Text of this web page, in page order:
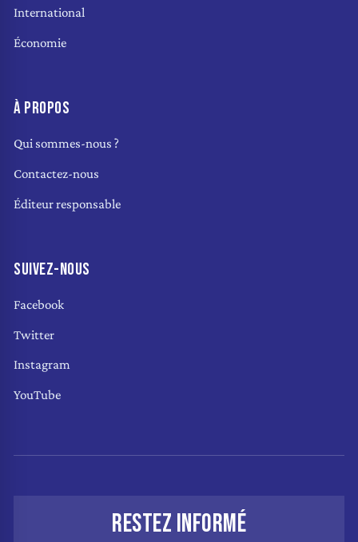
International
Économie
À PROPOS
Qui sommes-nous ?
Contactez-nous
Éditeur responsable
SUIVEZ-NOUS
Facebook
Twitter
Instagram
YouTube
RESTEZ INFORMÉ